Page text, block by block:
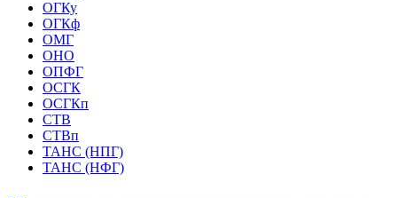
ОГКу
ОГКф
ОМГ
ОНО
ОПФГ
ОСГК
ОСГКп
СТВ
СТВп
ТАНС (НПГ)
ТАНС (НФГ)